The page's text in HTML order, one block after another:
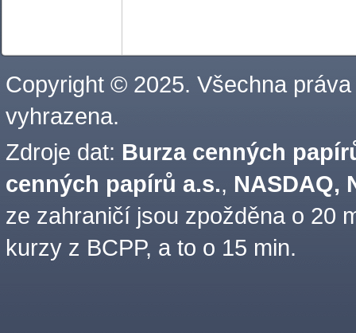
Copyright © 2025. Všechna práva
vyhrazena.
Zdroje dat: Burza cenných
cenných papírů a.s., NASDAQ,
ze zahraničí jsou zpožděna o 20
kurzy z BCPP, a to o 15 min.